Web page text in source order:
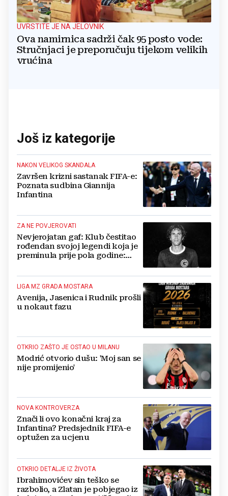
UVRSTITE JE NA JELOVNIK
Ova namirnica sadrži čak 95 posto vode:
Stručnjaci je preporučuju tijekom velikih
vrućina
Još iz kategorije
NAKON VELIKOG SKANDALA
Završen krizni sastanak FIFA-e:
Poznata sudbina Giannija
Infantina
ZA NE POVJEROVATI
Nevjerojatan gaf: Klub čestitao
rođendan svojoj legendi koja je
preminula prije pola godine:
LIGA MZ GRADA MOSTARA
Avenija, Jasenica i Rudnik prošli
u nokaut fazu
OTKRIO ZAŠTO JE OSTAO U MILANU
Modrić otvorio dušu: 'Moj san se
nije promijenio'
NOVA KONTROVERZA
Znači li ovo konačni kraj za
Infantina? Predsjednik FIFA-e
optužen za ucjenu
OTKRIO DETALJE IZ ŽIVOTA
Ibrahimovićev sin teško se
razbolio, a Zlatan je pobjegao iz